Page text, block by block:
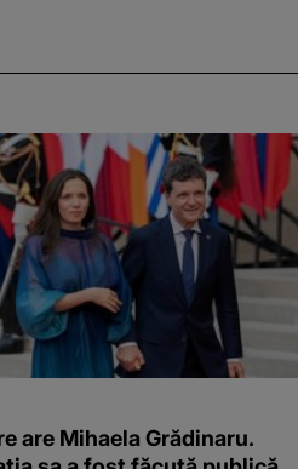
are Mihaela Grădinaru.